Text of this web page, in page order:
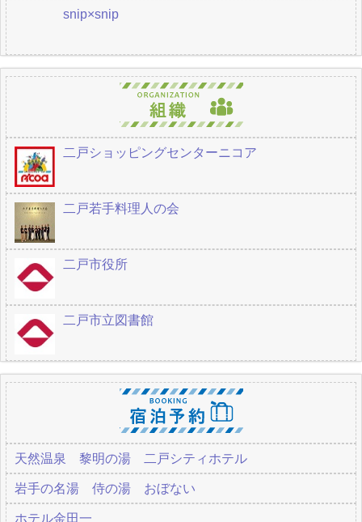
snip×snip
二戸ショッピングセンターニコア
二戸若手料理人の会
二戸市役所
二戸市立図書館
天然温泉 黎明の湯 二戸シティホテル
岩手の名湯 侍の湯 おぼない
ホテル金田一